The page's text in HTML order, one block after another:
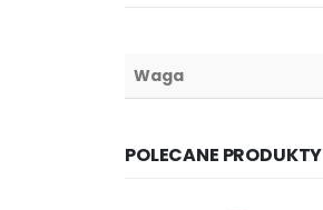
Waga
POLECANE PRODUKTY